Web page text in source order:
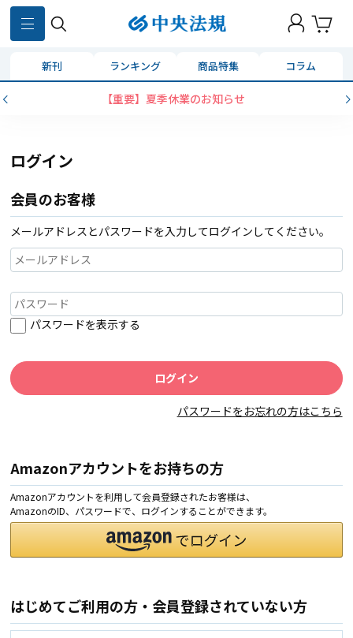
新刊 ランキング 商品特集 コラム
【重要】夏季休業のお知らせ
ログイン
会員のお客様
メールアドレスとパスワードを入力してログインしてください。
パスワードを表示する
パスワードをお忘れの方はこちら
Amazonアカウントをお持ちの方
Amazonアカウントを利用して会員登録されたお客様は、
AmazonのID、パスワードで、ログインすることができます。
はじめてご利用の方・会員登録されていない方